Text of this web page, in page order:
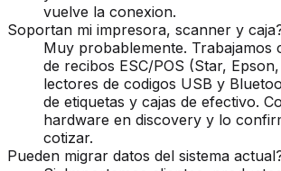
vuelve la conexion.
Soportan mi impresora, scanner y
Muy probablemente. Trabajamos
de recibos ESC/POS (Star,
lectores de codigos USB y
de etiquetas y cajas de efectivo.
hardware en discovery y lo
cotizar.
Pueden migrar datos del sistema